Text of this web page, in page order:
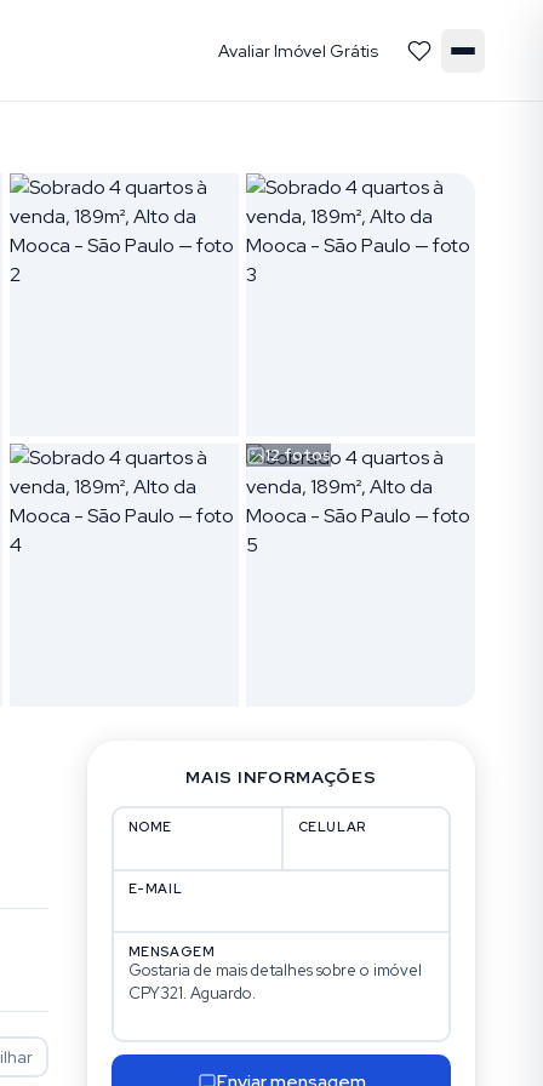
Avaliar Imóvel Grátis
12fotos
MAIS INFORMAÇÕES
NOME CELULAR
E-MAIL
MENSAGEM